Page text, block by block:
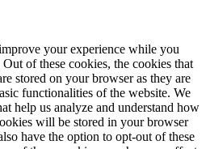
your experience while you
of these cookies, the cookies that
stored on your browser as they are
functionalities of the website. We
help us analyze and understand how
will be stored in your browser
have the option to opt-out of these